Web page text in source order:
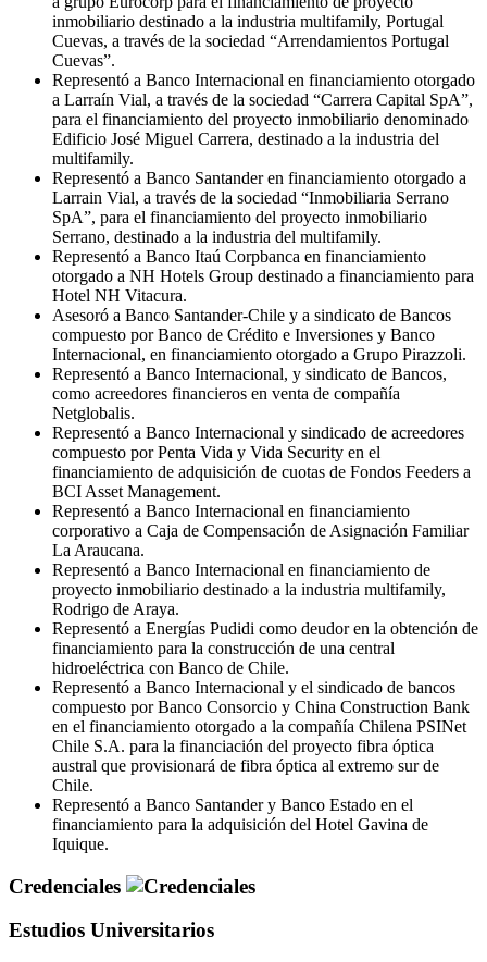
inmobiliario destinado a la industria multifamily, Portugal
Cuevas, a través de la sociedad “Arrendamientos Portugal
Cuevas”.
Representó a Banco Internacional en financiamiento otorgado
a Larraín Vial, a través de la sociedad “Carrera Capital SpA”,
para el financiamiento del proyecto inmobiliario denominado
Edificio José Miguel Carrera, destinado a la industria del
multifamily.
Representó a Banco Santander en financiamiento otorgado a
Larrain Vial, a través de la sociedad “Inmobiliaria Serrano
SpA”, para el financiamiento del proyecto inmobiliario
Serrano, destinado a la industria del multifamily.
Representó a Banco Itaú Corpbanca en financiamiento
otorgado a NH Hotels Group destinado a financiamiento para
Hotel NH Vitacura.
Asesoró a Banco Santander-Chile y a sindicato de Bancos
compuesto por Banco de Crédito e Inversiones y Banco
Internacional, en financiamiento otorgado a Grupo Pirazzoli.
Representó a Banco Internacional, y sindicato de Bancos,
como acreedores financieros en venta de compañía
Netglobalis.
Representó a Banco Internacional y sindicado de acreedores
compuesto por Penta Vida y Vida Security en el
financiamiento de adquisición de cuotas de Fondos Feeders a
BCI Asset Management.
Representó a Banco Internacional en financiamiento
corporativo a Caja de Compensación de Asignación Familiar
La Araucana.
Representó a Banco Internacional en financiamiento de
proyecto inmobiliario destinado a la industria multifamily,
Rodrigo de Araya.
Representó a Energías Pudidi como deudor en la obtención de
financiamiento para la construcción de una central
hidroeléctrica con Banco de Chile.
Representó a Banco Internacional y el sindicado de bancos
compuesto por Banco Consorcio y China Construction Bank
en el financiamiento otorgado a la compañía Chilena PSINet
Chile S.A. para la financiación del proyecto fibra óptica
austral que provisionará de fibra óptica al extremo sur de
Chile.
Representó a Banco Santander y Banco Estado en el
financiamiento para la adquisición del Hotel Gavina de
Iquique.
Credenciales
Estudios Universitarios